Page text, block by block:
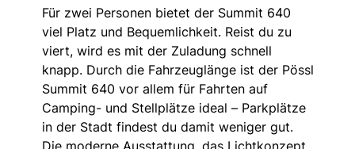
Für zwei Personen bietet der Summit 640
viel Platz und Bequemlichkeit. Reist du zu
viert, wird es mit der Zuladung schnell
knapp. Durch die Fahrzeuglänge ist der Pössl
Summit 640 vor allem für Fahrten auf
Camping- und Stellplätze ideal – Parkplätze
in der Stadt findest du damit weniger gut.
Die moderne Ausstattung, das Lichtkonzept